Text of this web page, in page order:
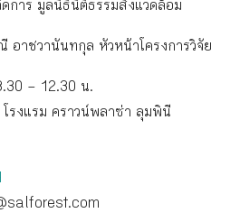
าร มูลนิธินิติธรรมสิ่งแวดล้อม
อาชวานันทกุล หัวหน้าโครงการวิจัย
– 12.30 น.
งแรม คราวน์พลาซ่า ลุมพินี